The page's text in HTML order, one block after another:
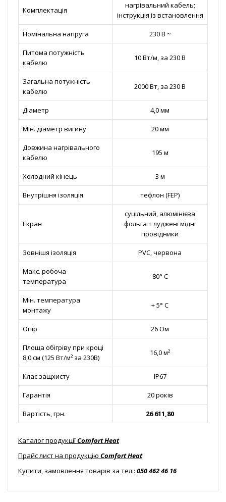
Комплектація
нагрівальний кабель;
інструкція із встановлення
Номінальна напруга 230 В ~
Питома потужність
кабелю
10 Вт/м, за 230 В
Загальна потужність
кабелю
2000 Вт, за 230 В
Діаметр 4,0 мм
Мін. діаметр вигину 20 мм
Довжина нагрівального
кабелю
195 м
Холодний кінець 3 м
Внутрішня ізоляція тефлон (FEP)
Екран
суцільний, алюмінієва
фольга + луджені мідні
провідники
Зовнішя ізоляція PVC, червона
Макс. робоча
температура
80° С
Мін. температура
монтажу
+ 5° С
Опір 26 Ом
Площа обігріву при кроці
8,0 см (125 Вт/м² за 230В)
16,0 м²
Клас защхисту IP67
Гарантія 20 років
Вартість, грн. 26 611,80
Каталог продукціїComfort Heat
Прайс лист на продукцію Comfort Heat
Купити, замовлення товарів за тел.: 050 462 46 16